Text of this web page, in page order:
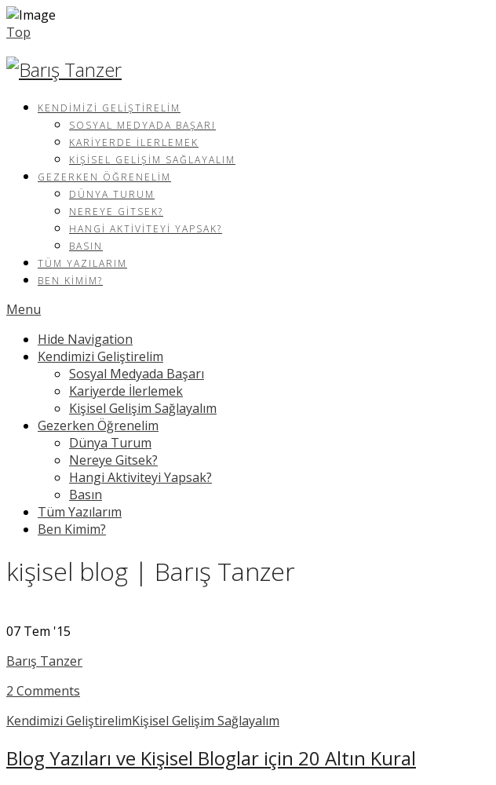
Top
KENDIMIZI GELIŞTIRELIM
SOSYAL MEDYADA BAŞARI
KARIYERDE İLERLEMEK
KIŞISEL GELIŞIM SAĞLAYALIM
GEZERKEN ÖĞRENELIM
DÜNYA TURUM
NEREYE GITSEK?
HANGI AKTIVITEYI YAPSAK?
BASIN
TÜM YAZILARIM
BEN KIMIM?
Menu
Hide Navigation
Kendimizi Geliştirelim
Sosyal Medyada Başarı
Kariyerde İlerlemek
Kişisel Gelişim Sağlayalım
Gezerken Öğrenelim
Dünya Turum
Nereye Gitsek?
Hangi Aktiviteyi Yapsak?
Basın
Tüm Yazılarım
Ben Kimim?
kişisel blog | Barış Tanzer
07 Tem '15
Barış Tanzer
2 Comments
Kendimizi GeliştirelimKişisel Gelişim Sağlayalım
Blog Yazıları ve Kişisel Bloglar için 20 Altın Kural